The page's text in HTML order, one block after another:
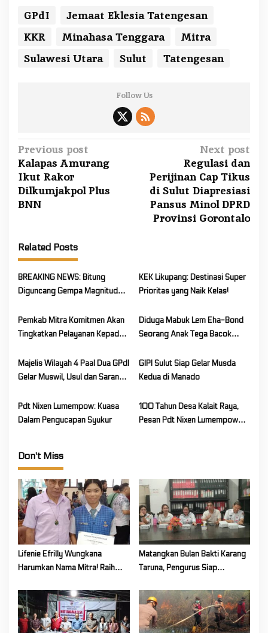
GPdI
Jemaat Eklesia Tatengesan
KKR
Minahasa Tenggara
Mitra
Sulawesi Utara
Sulut Tatengesan
Follow Us
P
o
s
t
v
i
g
a
t
i
n
Previous post
Kalapas Amurang
Ikut Rakor
Dilkumjakpol Plus
BNN
Next post
Regulasi dan
Perijinan Cap Tikus
di Sulut Diapresiasi
Pansus Minol DPRD
Provinsi Gorontalo
Related Posts
BREAKING NEWS: Bitung
Diguncang Gempa Magnitudo
Gempa Susulan!
KEK Likupang: Destinasi Super
Prioritas yang Naik Kelas!
Pemkab Mitra Komitmen Akan
Tingkatkan Pelayanan Kepada
Diduga Mabuk Lem Eha-Bond
Seorang Anak Tega Bacok
Majelis Wilayah 4 Paal Dua GPdI
Gelar Muswil, Usul dan Saran
GIPI Sulut Siap Gelar Musda
Kedua di Manado
Pdt Nixen Lumempow: Kuasa
Dalam Pengucapan Syukur
100 Tahun Desa Kalait Raya,
Pesan Pdt Nixen Lumempow
Don't Miss
Lifenie Efrilly Wungkana
Harumkan Nama Mitra! Raih
Tingkat Provinsi
Matangkan Bulan Bakti Karang
Taruna, Pengurus Siap
Mitra